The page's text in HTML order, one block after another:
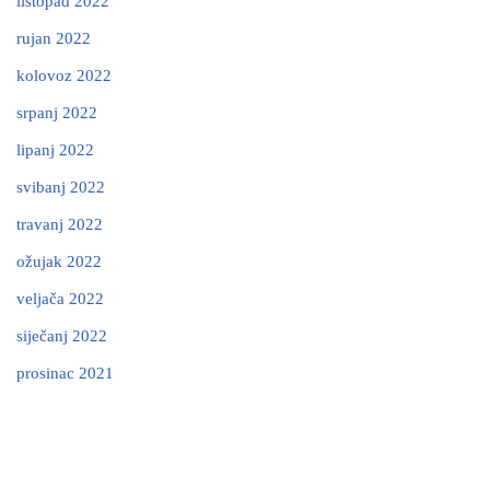
rujan 2022
kolovoz 2022
srpanj 2022
lipanj 2022
svibanj 2022
travanj 2022
ožujak 2022
veljača 2022
siječanj 2022
prosinac 2021